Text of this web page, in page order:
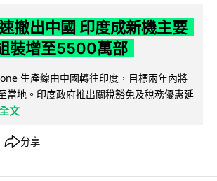
撤出中國 印度成新機主要
裝增至5500萬部
生產線由中國轉往印度，目標兩年內將
當地。印度政府推出關稅豁免及稅務優惠延
文
分享